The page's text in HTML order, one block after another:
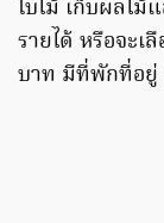
ใบไม้ เก็บผลไม้
รายได้ หรือจะเ
บาท มีที่พักที่อยู่